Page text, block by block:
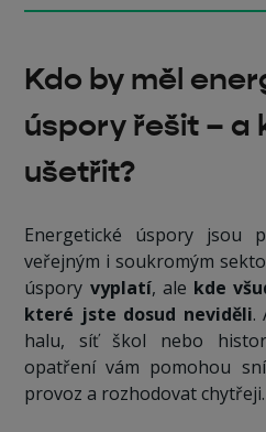
‍Kdo by měl
úspory řešit – a
ušetřit?
Energetické úspory jsou
veřejným i soukromým
úspory vyplatí, ale kde
které jste dosud neviděli.
halu, síť škol nebo
opatření vám pomohou
provoz a rozhodovat chytřeji.